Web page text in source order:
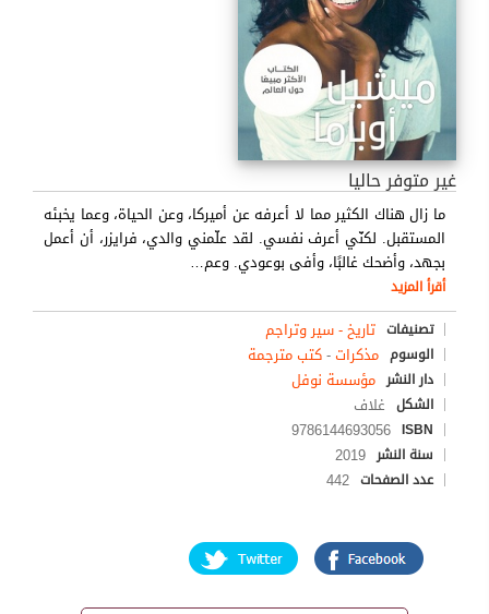
غير متوفر حاليا
ما زال هناك الكثير مما لا أعرفه عن أميركا، وعن الحياة، وعما يخبئه
المستقبل. لكنّي أعرف نفسي. لقد علّمني والدي، فرايزر، أن أعمل
بجهد، وأضحك غالبًا، وأفى بوعودي. وعم…
أقرأ المزيد
تصنيفات تاريخ - سير وتراجم
الوسوم مذكرات-كتب مترجمة
دار النشر مؤسسة نوفل
الشكل غلاف
ISBN
9786144693056
سنة النشر 2019
عدد الصفحات 442